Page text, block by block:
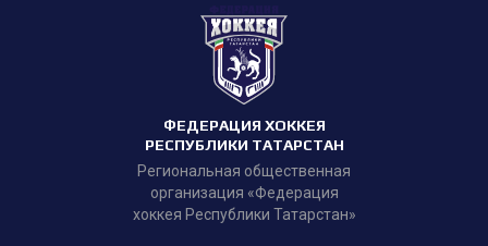
ФЕДЕРАЦИЯ ХОККЕЯ
РЕСПУБЛИКИ ТАТАРСТАН
Региональная общественная
организация «Федерация
хоккея Республики Татарстан»